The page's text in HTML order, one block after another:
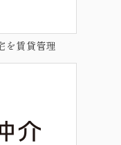
を賃貸管理